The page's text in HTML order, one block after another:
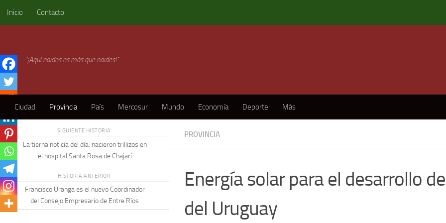
Skip to content
Inicio Contacto
"¡Aquí naides es más que naides!"
Ciudad Provincia País Mercosur Mundo Economía Deporte Más
PROVINCIA
Energía solar para el desarrollo
del Uruguay
SIGUIENTE HISTORIA
La tierna noticia del día: nacieron trillizos en
el hospital Santa Rosa de Chajarí
HISTORIA ANTERIOR
Francisco Uranga es el nuevo Coordinador
del Consejo Empresario de Entre Ríos